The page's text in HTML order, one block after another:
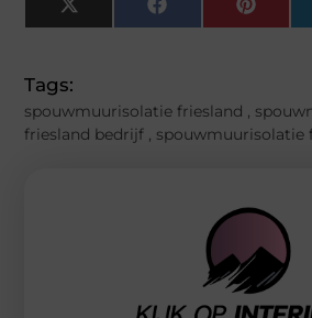
X
(Twitter)
Facebook
Tags:
spouwmuurisolatie friesland ,
friesland bedrijf , spouwmuurisolatie